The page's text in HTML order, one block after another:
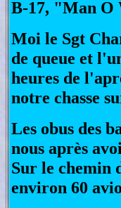
B-17, "Man O
Moi le Sgt
de queue et
heures de
notre chasse
Les obus des
nous après
Sur le chemin
environ 60